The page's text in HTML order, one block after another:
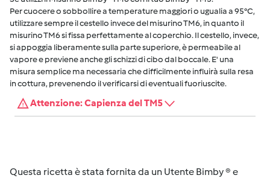
Per cuocere o sobbollire a temperature maggiori o ugualia a 95°C,
utilizzare sempre il cestello invece del misurino TM6, in quanto il
misurino TM6 si fissa perfettamente al coperchio. Il cestello, invece,
si appoggia liberamente sulla parte superiore, è permeabile al
vapore e previene anche gli schizzi di cibo dal boccale. E' una
misura semplice ma necessaria che difficilmente influirà sulla resa
in cottura, prevenendo il verificarsi di eventuali fuoriuscite.
Attenzione: Capienza del TM5
Questa ricetta è stata fornita da un Utente Bimby ® e